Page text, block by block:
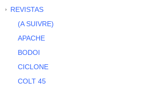
REVISTAS
(A SUIVRE)
APACHE
BODOI
CICLONE
COLT 45